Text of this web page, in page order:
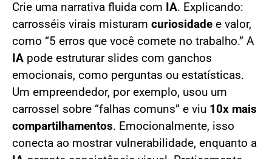
Crie uma narrativa fluida com IA. Explicando:
carrosséis virais misturam curiosidade e valor,
como “5 erros que você comete no trabalho.” A
IA pode estruturar slides com ganchos
emocionais, como perguntas ou estatísticas.
Um empreendedor, por exemplo, usou um
carrossel sobre “falhas comuns” e viu 10x mais
compartilhamentos. Emocionalmente, isso
conecta ao mostrar vulnerabilidade, enquanto a